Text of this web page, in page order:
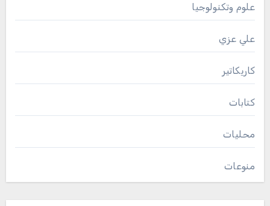
علوم وتكنولوجيا
علي عزي
كاريكاتير
كتابات
محليات
منوعات